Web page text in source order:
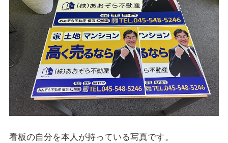
看板の自分を本人が持っている写真です。